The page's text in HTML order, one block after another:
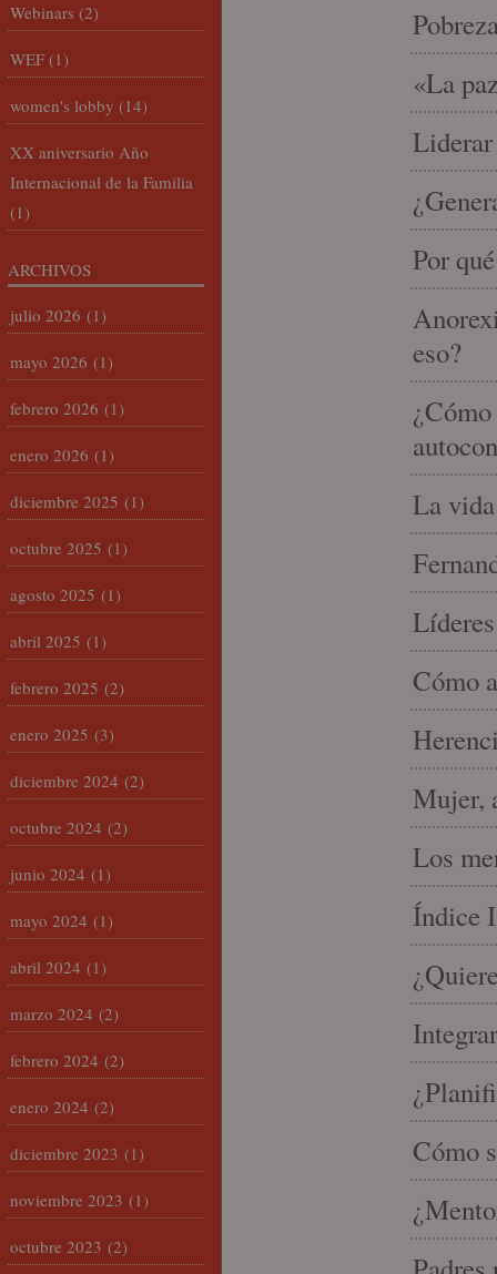
«La
Liderar
Por
eso?
La
Cómo
Mujer,
Los
Índice
Cómo
Webinars (2)
WEF (1)
women's lobby (14)
XX aniversario Año
Internacional de la Familia
(1)
ARCHIVOS
julio 2026 (1)
mayo 2026 (1)
febrero 2026 (1)
enero 2026 (1)
diciembre 2025 (1)
octubre 2025 (1)
agosto 2025 (1)
abril 2025 (1)
febrero 2025 (2)
enero 2025 (3)
diciembre 2024 (2)
octubre 2024 (2)
junio 2024 (1)
mayo 2024 (1)
abril 2024 (1)
marzo 2024 (2)
febrero 2024 (2)
enero 2024 (2)
diciembre 2023 (1)
noviembre 2023 (1)
octubre 2023 (2)